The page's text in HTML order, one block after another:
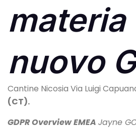
materia
nuovo
Cantine Nicosia Via Luigi
(CT).
GDPR Overview EMEA Jayne